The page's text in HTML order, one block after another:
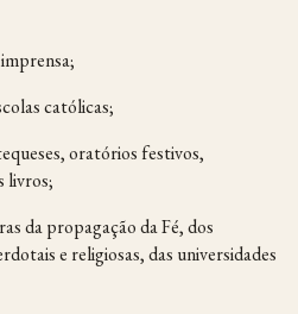
católicas;
oratórios festivos,
livros;
da propagação da Fé, dos
e religiosas, das universidades